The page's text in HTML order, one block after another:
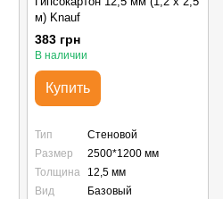
м) Knauf
383 грн
В наличии
Купить
Тип
Стеновой
Размер
2500*1200 мм
Толщина
12,5 мм
Вид
Базовый